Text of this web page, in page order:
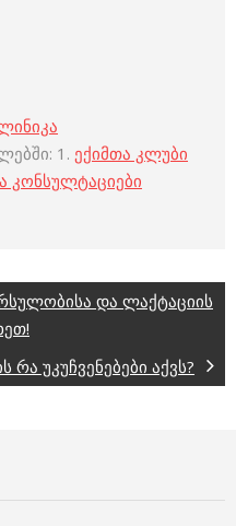
1. ექიმთა კლუბი
კონსულტაციები
და ლაქტაციის
რა უკუჩვენებები აქვს?